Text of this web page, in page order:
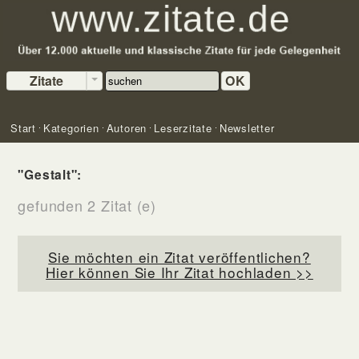
Zitate OK
Start Kategorien Autoren Leserzitate Newsletter
"Gestalt":
gefunden 2 Zitat (e)
Sie möchten ein Zitat veröffentlichen?
Hier können Sie Ihr Zitat hochladen >>